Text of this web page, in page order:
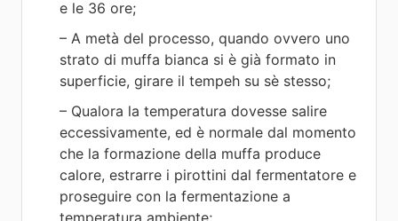
e le 36 ore;
– A metà del processo, quando ovvero uno
strato di muffa bianca si è già formato in
superficie, girare il tempeh su sè stesso;
– Qualora la temperatura dovesse salire
eccessivamente, ed è normale dal momento
che la formazione della muffa produce
calore, estrarre i pirottini dal fermentatore e
proseguire con la fermentazione a
temperatura ambiente;